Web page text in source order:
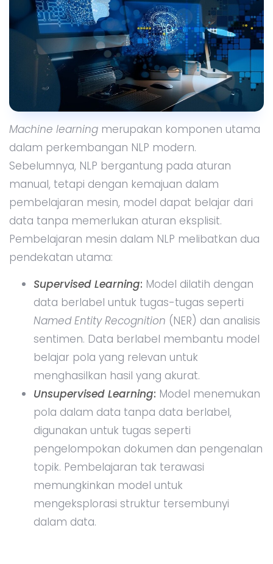
Machine learning merupakan komponen utama
dalam perkembangan NLP modern.
Sebelumnya, NLP bergantung pada aturan
manual, tetapi dengan kemajuan dalam
pembelajaran mesin, model dapat belajar dari
data tanpa memerlukan aturan eksplisit.
Pembelajaran mesin dalam NLP melibatkan dua
pendekatan utama:
Supervised Learning: Model dilatih dengan
data berlabel untuk tugas-tugas seperti
Named Entity Recognition (NER) dan analisis
sentimen. Data berlabel membantu model
belajar pola yang relevan untuk
menghasilkan hasil yang akurat.
Unsupervised Learning: Model menemukan
pola dalam data tanpa data berlabel,
digunakan untuk tugas seperti
pengelompokan dokumen dan pengenalan
topik. Pembelajaran tak terawasi
memungkinkan model untuk
mengeksplorasi struktur tersembunyi
dalam data.